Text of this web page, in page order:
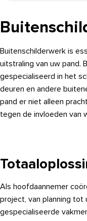
Buitenschilderwerk is
uitstraling van uw pand.
gespecialiseerd in het
deuren en andere
pand er niet alleen
tegen de invloeden van
Als hoofdaannemer
project, van planning tot
gespecialiseerde